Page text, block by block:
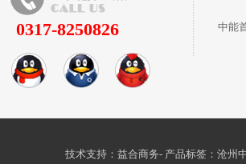
0317-8250826 中能
技术支持：益合商务- 产品标签：沧州